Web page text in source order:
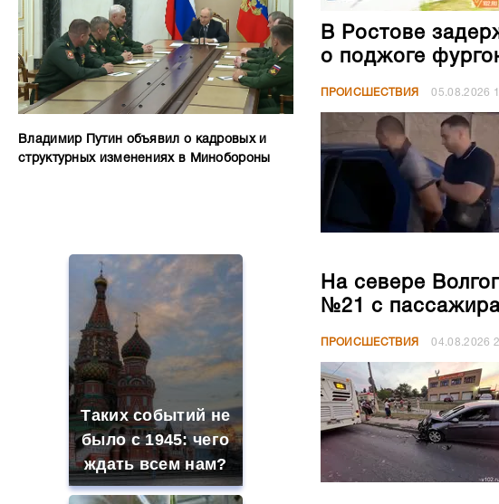
Владимир Путин объявил о кадровых и
структурных изменениях в Минобороны
Таких событий не
было с 1945: чего
ждать всем нам?
В Ростове
о поджоге
ПРОИСШЕСТВИЯ 05.08.2026
На севере
№21 с
ПРОИСШЕСТВИЯ 04.08.2026